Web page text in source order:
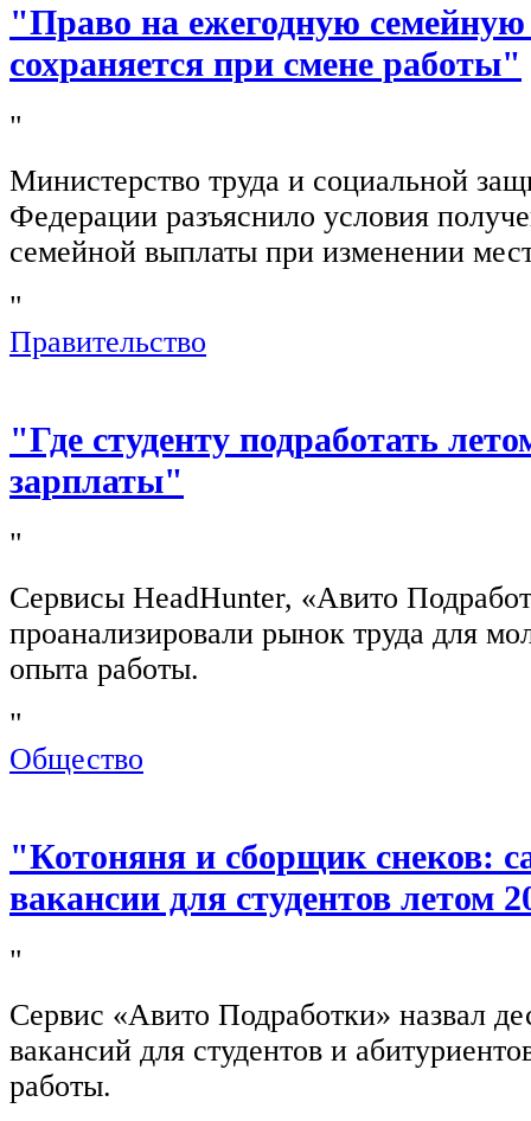
"Право на ежегодную
сохраняется при смене работы"
"
Министерство труда и социальной
Федерации разъяснило условия
семейной выплаты при изменении
"
Правительство
"Где студенту подработать
зарплаты"
"
Сервисы HeadHunter, «Авито
проанализировали рынок труда для
опыта работы.
"
Общество
"Котоняня и сборщик снеков:
вакансии для студентов летом
"
Сервис «Авито Подработки» назвал
вакансий для студентов и
работы.